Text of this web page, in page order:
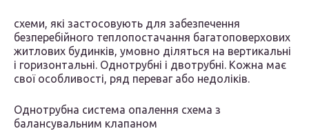
схеми, які застосовують для забезпечення
безперебійного теплопостачання багатоповерхових
житлових будинків, умовно діляться на вертикальні
і горизонтальні. Однотрубні і двотрубні. Кожна має
свої особливості, ряд переваг або недоліків.
Однотрубна система опалення схема з
балансувальним клапаном